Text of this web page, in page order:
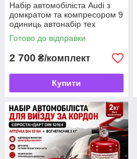
Набір автомобіліста Audi з
домкратом та компресором 9
одиниць автонабір тех
допомоги
Готово до відправки
2 700 ₴/комплект
Купити